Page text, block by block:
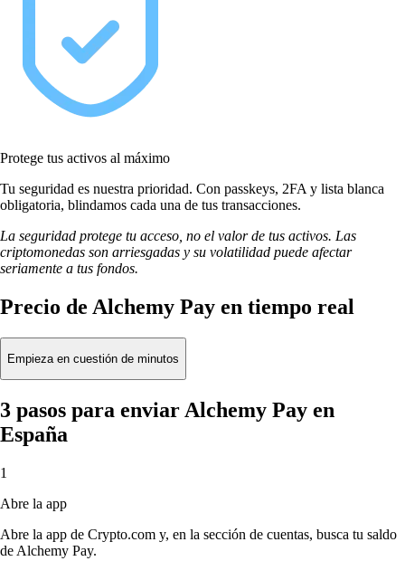
Protege tus activos al máximo
Tu seguridad es nuestra prioridad. Con passkeys, 2FA y lista blanca
obligatoria, blindamos cada una de tus transacciones.
La seguridad protege tu acceso, no el valor de tus activos. Las
criptomonedas son arriesgadas y su volatilidad puede afectar
seriamente a tus fondos.
Precio de Alchemy Pay en tiempo real
Empieza en cuestión de minutos
3 pasos para enviar Alchemy Pay en
España
1
Abre la app
Abre la app de Crypto.com y, en la sección de cuentas, busca tu saldo
de Alchemy Pay.